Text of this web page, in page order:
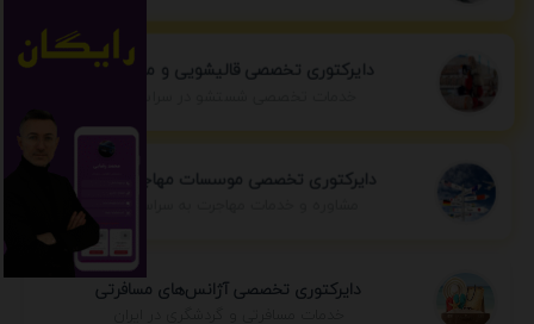
دایرکتوری تخصصی قالیشویی و مبل شویی
دایرکتوری تخصصی موسسات مهاجرتی ایران
مشاوره و خدمات مهاجرت به سراسر جهان
دایرکتوری تخصصی آژانس‌های مسافرتی